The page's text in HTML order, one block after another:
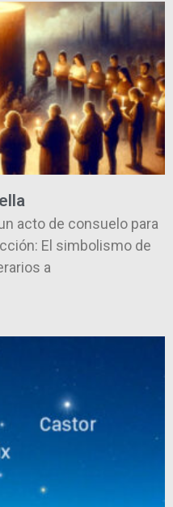
acto de consuelo para
El simbolismo de
a